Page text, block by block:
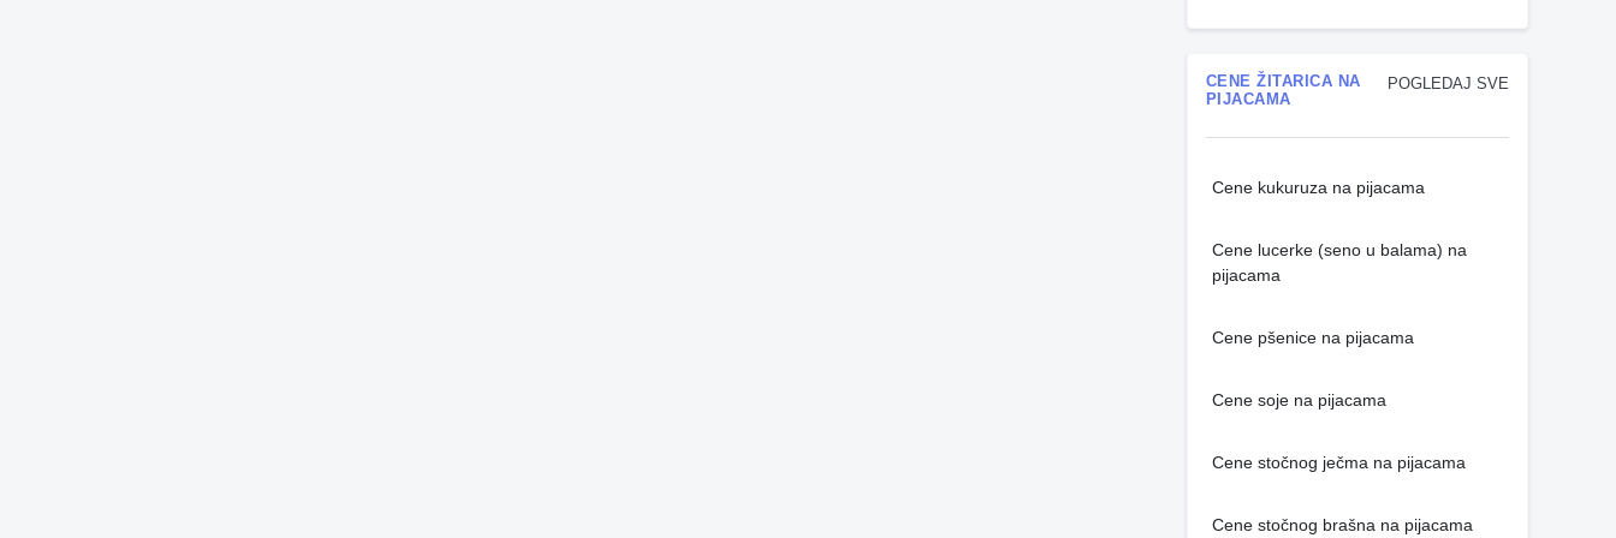
POGLEDAJ SVE
CENE ŽITARICA NA
PIJACAMA
Cene kukuruza na pijacama
Cene lucerke (seno u balama) na
pijacama
Cene pšenice na pijacama
Cene soje na pijacama
Cene stočnog ječma na pijacama
Cene stočnog brašna na pijacama